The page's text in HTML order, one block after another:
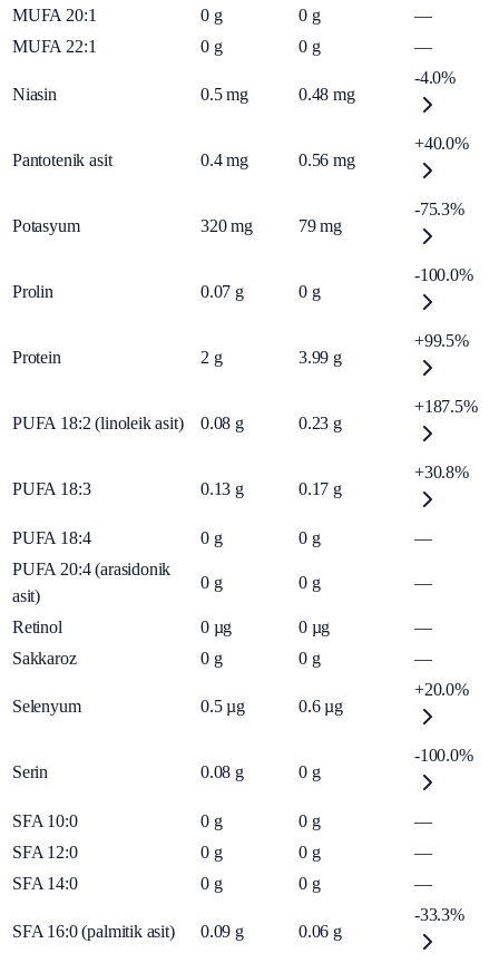
MUFA 20:1 0 g 0 g
—
MUFA 22:1
0 g 0 g —
Niasin 0.5 mg 0.48 mg
-4.0%
Pantotenik asit 0.4 mg 0.56 mg
+40.0%
Potasyum 320 mg 79 mg
-75.3%
Prolin 0.07 g 0 g
-100.0%
Protein 2 g 3.99 g
+99.5%
PUFA 18:2 (linoleik asit) 0.08 g 0.23 g
+187.5%
PUFA 18:3 0.13 g 0.17 g
+30.8%
PUFA 18:4 0 g 0 g
—
PUFA 20:4 (arasidonik
asit)
0 g 0 g —
Retinol 0 µg 0 µg
—
Sakkaroz
0 g 0 g —
Selenyum 0.5 µg 0.6 µg
+20.0%
Serin 0.08 g 0 g
-100.0%
SFA 10:0 0 g 0 g
—
SFA 12:0
0 g 0 g
—
SFA 14:0
0 g 0 g —
SFA 16:0 (palmitik asit) 0.09 g 0.06 g
-33.3%